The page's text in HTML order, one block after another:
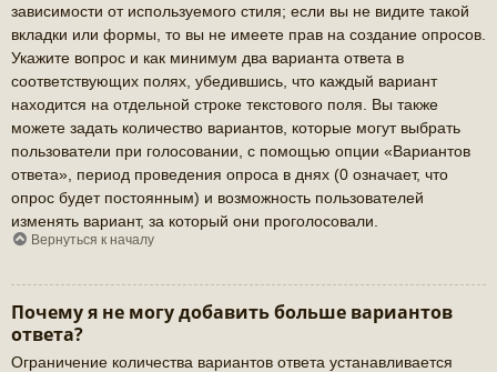
зависимости от используемого стиля; если вы не видите такой
вкладки или формы, то вы не имеете прав на создание опросов.
Укажите вопрос и как минимум два варианта ответа в
соответствующих полях, убедившись, что каждый вариант
находится на отдельной строке текстового поля. Вы также
можете задать количество вариантов, которые могут выбрать
пользователи при голосовании, с помощью опции «Вариантов
ответа», период проведения опроса в днях (0 означает, что
опрос будет постоянным) и возможность пользователей
изменять вариант, за который они проголосовали.
Вернуться к началу
Почему я не могу добавить больше вариантов
ответа?
Ограничение количества вариантов ответа устанавливается